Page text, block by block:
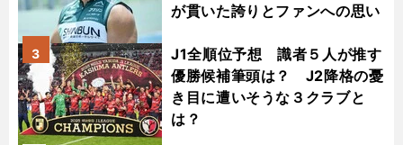
が貫いた誇りとファンへの思い
J1全順位予想 識者５人が推す
優勝候補筆頭は？ J2降格の憂
き目に遭いそうな３クラブと
は？
3